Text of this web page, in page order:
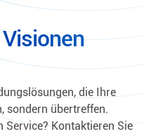
Visionen
die Ihre
sondern übertreffen.
Service? Kontaktieren Sie